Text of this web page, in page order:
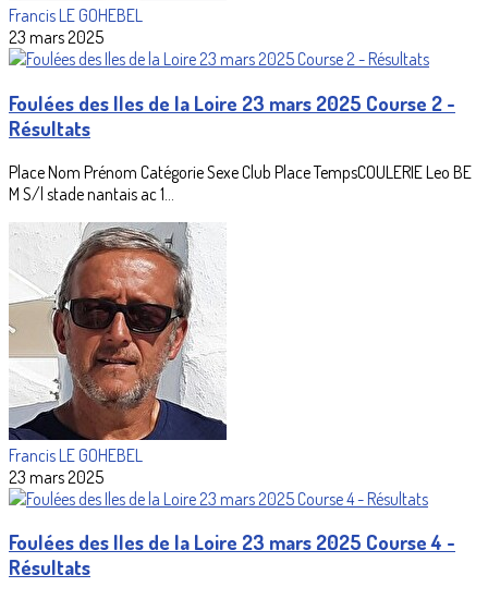
Francis LE GOHEBEL
23 mars 2025
Foulées des Iles de la Loire 23 mars 2025 Course 2 -
Résultats
Place Nom Prénom Catégorie Sexe Club Place TempsCOULERIE Leo BE
M S/l stade nantais ac 1...
Francis LE GOHEBEL
23 mars 2025
Foulées des Iles de la Loire 23 mars 2025 Course 4 -
Résultats